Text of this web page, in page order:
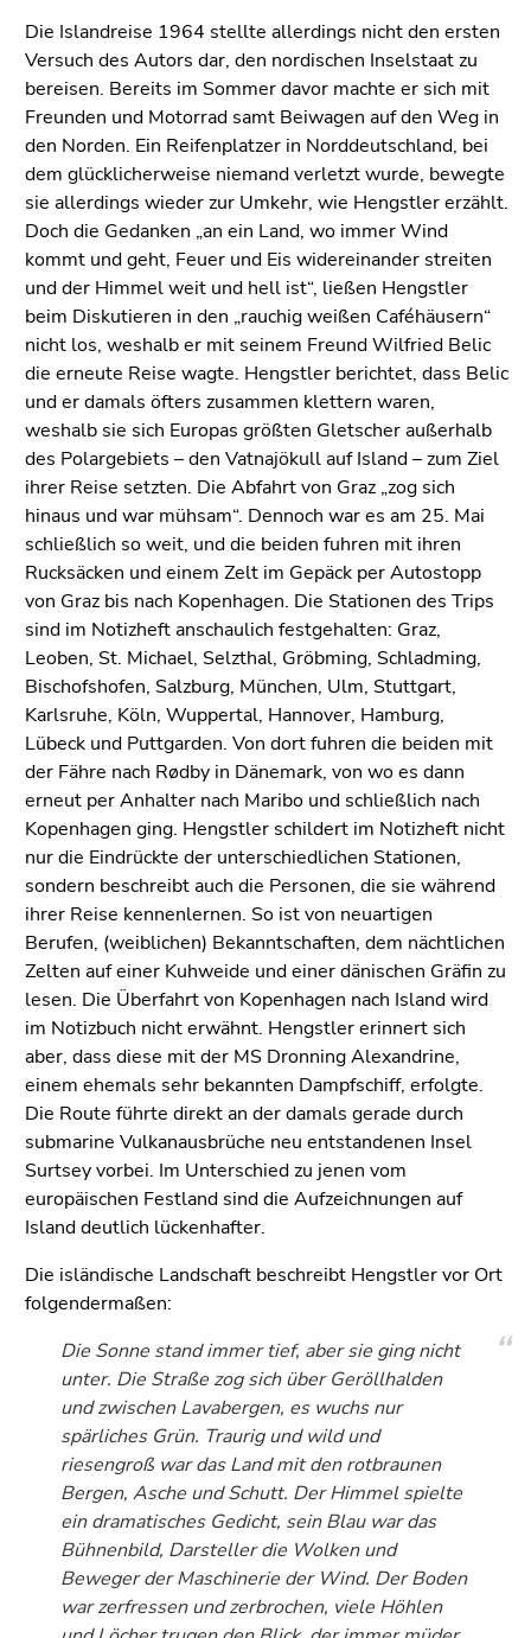
Die Islandreise 1964 stellte allerdings nicht den ersten
Versuch des Autors dar, den nordischen Inselstaat zu
bereisen. Bereits im Sommer davor machte er sich mit
Freunden und Motorrad samt Beiwagen auf den Weg in
den Norden. Ein Reifenplatzer in Norddeutschland, bei
dem glücklicherweise niemand verletzt wurde, bewegte
sie allerdings wieder zur Umkehr, wie Hengstler erzählt.
Doch die Gedanken „an ein Land, wo immer Wind
kommt und geht, Feuer und Eis widereinander streiten
und der Himmel weit und hell ist“, ließen Hengstler
beim Diskutieren in den „rauchig weißen Caféhäusern“
nicht los, weshalb er mit seinem Freund Wilfried Belic
die erneute Reise wagte. Hengstler berichtet, dass Belic
und er damals öfters zusammen klettern waren,
weshalb sie sich Europas größten Gletscher außerhalb
des Polargebiets – den Vatnajökull auf Island – zum Ziel
ihrer Reise setzten. Die Abfahrt von Graz „zog sich
hinaus und war mühsam“. Dennoch war es am 25. Mai
schließlich so weit, und die beiden fuhren mit ihren
Rucksäcken und einem Zelt im Gepäck per Autostopp
von Graz bis nach Kopenhagen. Die Stationen des Trips
sind im Notizheft anschaulich festgehalten: Graz,
Leoben, St. Michael, Selzthal, Gröbming, Schladming,
Bischofshofen, Salzburg, München, Ulm, Stuttgart,
Karlsruhe, Köln, Wuppertal, Hannover, Hamburg,
Lübeck und Puttgarden. Von dort fuhren die beiden mit
der Fähre nach Rødby in Dänemark, von wo es dann
erneut per Anhalter nach Maribo und schließlich nach
Kopenhagen ging. Hengstler schildert im Notizheft nicht
nur die Eindrückte der unterschiedlichen Stationen,
sondern beschreibt auch die Personen, die sie während
ihrer Reise kennenlernen. So ist von neuartigen
Berufen, (weiblichen) Bekanntschaften, dem nächtlichen
Zelten auf einer Kuhweide und einer dänischen Gräfin zu
lesen. Die Überfahrt von Kopenhagen nach Island wird
im Notizbuch nicht erwähnt. Hengstler erinnert sich
aber, dass diese mit der MS Dronning Alexandrine,
einem ehemals sehr bekannten Dampfschiff, erfolgte.
Die Route führte direkt an der damals gerade durch
submarine Vulkanausbrüche neu entstandenen Insel
Surtsey vorbei. Im Unterschied zu jenen vom
europäischen Festland sind die Aufzeichnungen auf
Island deutlich lückenhafter.
Die isländische Landschaft beschreibt Hengstler vor Ort
folgendermaßen:
Die Sonne stand immer tief, aber sie ging nicht
unter. Die Straße zog sich über Geröllhalden
und zwischen Lavabergen, es wuchs nur
spärliches Grün. Traurig und wild und
riesengroß war das Land mit den rotbraunen
Bergen, Asche und Schutt. Der Himmel spielte
ein dramatisches Gedicht, sein Blau war das
Bühnenbild, Darsteller die Wolken und
Beweger der Maschinerie der Wind. Der Boden
war zerfressen und zerbrochen, viele Höhlen